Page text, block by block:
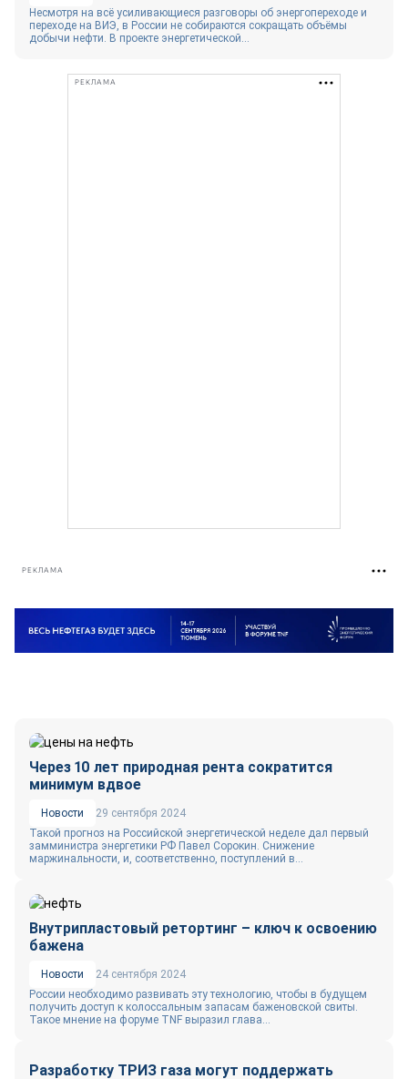
Несмотря на всё усиливающиеся разговоры об энергопереходе и
переходе на ВИЭ, в России не собираются сокращать объёмы
добычи нефти. В проекте энергетической...
РЕКЛАМА
РЕКЛАМА
Через 10 лет природная рента сократится
минимум вдвое
Новости
29 сентября 2024
Такой прогноз на Российской энергетической неделе дал первый
замминистра энергетики РФ Павел Сорокин. Снижение
маржинальности, и, соответственно, поступлений в...
Внутрипластовый ретортинг – ключ к освоению
бажена
Новости
24 сентября 2024
России необходимо развивать эту технологию, чтобы в будущем
получить доступ к колоссальным запасам баженовской свиты.
Такое мнение на форуме TNF выразил глава...
Разработку ТРИЗ газа могут поддержать